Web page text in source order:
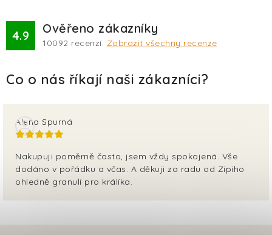
4.9 Ověřeno zákazníky
10092 recenzí. Zobrazit všechny recenze
Alena Spurná
Nakupuji poměrně často, jsem vždy spokojená. Vše
dodáno v pořádku a včas. A děkuji za radu od Zipiho
ohledně granulí pro králíka.